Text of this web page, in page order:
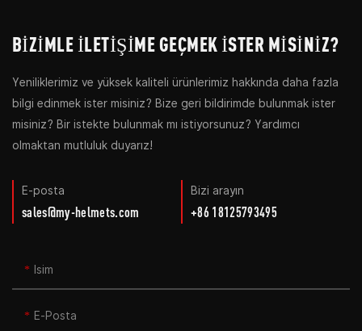
BIZIMLE ILETIŞIME GEÇMEK ISTER MISINIZ?
Yeniliklerimiz ve yüksek kaliteli ürünlerimiz hakkında daha fazla
bilgi edinmek ister misiniz? Bize geri bildirimde bulunmak ister
misiniz? Bir istekte bulunmak mı istiyorsunuz? Yardımcı
olmaktan mutluluk duyarız!
E-posta
sales@my-helmets.com
Bizi arayın
+86 18125793495
Isim
E-Posta